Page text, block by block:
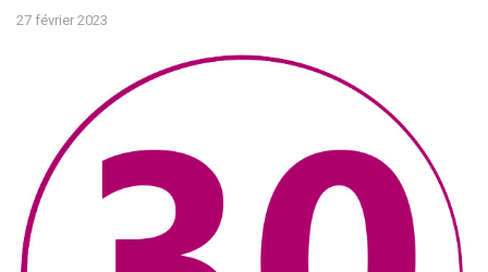
27 février 2023